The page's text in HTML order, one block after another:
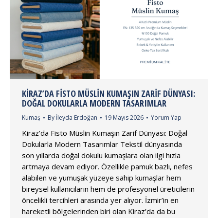
KIRAZ’DA FISTO MÜSLIN KUMAŞIN ZARIF DÜNYASI:
DOĞAL DOKULARLA MODERN TASARIMLAR
Kumaş By İleyda Erdoğan 19 Mayıs 2026 Yorum Yap
Kiraz’da Fisto Müslin Kumaşın Zarif Dünyası: Doğal
Dokularla Modern Tasarımlar Tekstil dünyasında
son yıllarda doğal dokulu kumaşlara olan ilgi hızla
artmaya devam ediyor. Özellikle pamuk bazlı, nefes
alabilen ve yumuşak yüzeye sahip kumaşlar hem
bireysel kullanıcıların hem de profesyonel üreticilerin
öncelikli tercihleri arasında yer alıyor. İzmir’in en
hareketli bölgelerinden biri olan Kiraz’da da bu